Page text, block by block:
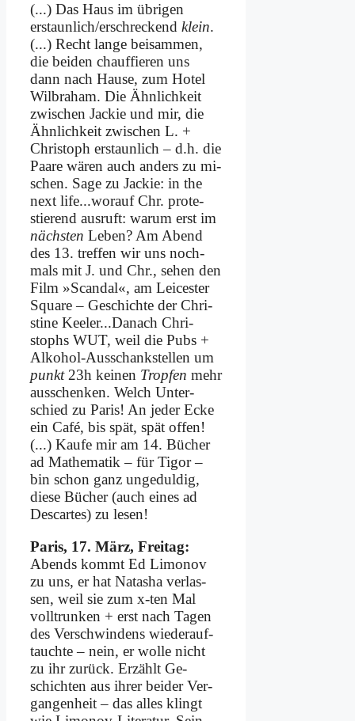
(...) Das Haus im üb­ri­gen
erstaunlich/erschreckend klein.
(...) Recht lan­ge bei­sam­men,
die bei­den chauf­fie­ren uns
dann nach Hau­se, zum Ho­tel
Wil­bra­ham. Die Ähn­lich­keit
zwi­schen Jackie und mir, die
Ähn­lich­keit zwi­schen L. +
Chri­stoph er­staun­lich – d.h. die
Paa­re wä­ren auch an­ders zu mi­
schen. Sa­ge zu Jackie: in the
next life...worauf Chr. pro­te­
stie­rend aus­ruft: war­um erst im
näch­sten Le­ben? Am Abend
des 13. tref­fen wir uns noch­
mals mit J. und Chr., se­hen den
Film »Scan­dal«, am Lei­ce­ster
Squa­re – Ge­schich­te der Chri­
sti­ne Keeler...Danach Chri­
stophs WUT, weil die Pubs +
Al­ko­hol-Aus­schank­stel­len um
punkt23h kei­nen Trop­fen mehr
aus­schen­ken. Welch Un­ter­
schied zu Pa­ris! An je­der Ecke
ein Ca­fé, bis spät, spät of­fen!
(...) Kau­fe mir am 14. Bü­cher
ad Ma­the­ma­tik – für Ti­gor –
bin schon ganz un­ge­dul­dig,
die­se Bü­cher (auch ei­nes ad
Des­car­tes) zu le­sen!
Pa­ris, 17. März, Frei­tag:
Abends kommt Ed Li­mo­nov
zu uns, er hat Na­ta­sha ver­las­
sen, weil sie zum x‑ten Mal
voll­trun­ken + erst nach Ta­gen
des Ver­schwin­dens wie­der­auf­
tauch­te – nein, er wol­le nicht
zu ihr zu­rück. Er­zählt Ge­
schich­ten aus ih­rer bei­der Ver­
gan­gen­heit – das al­les klingt